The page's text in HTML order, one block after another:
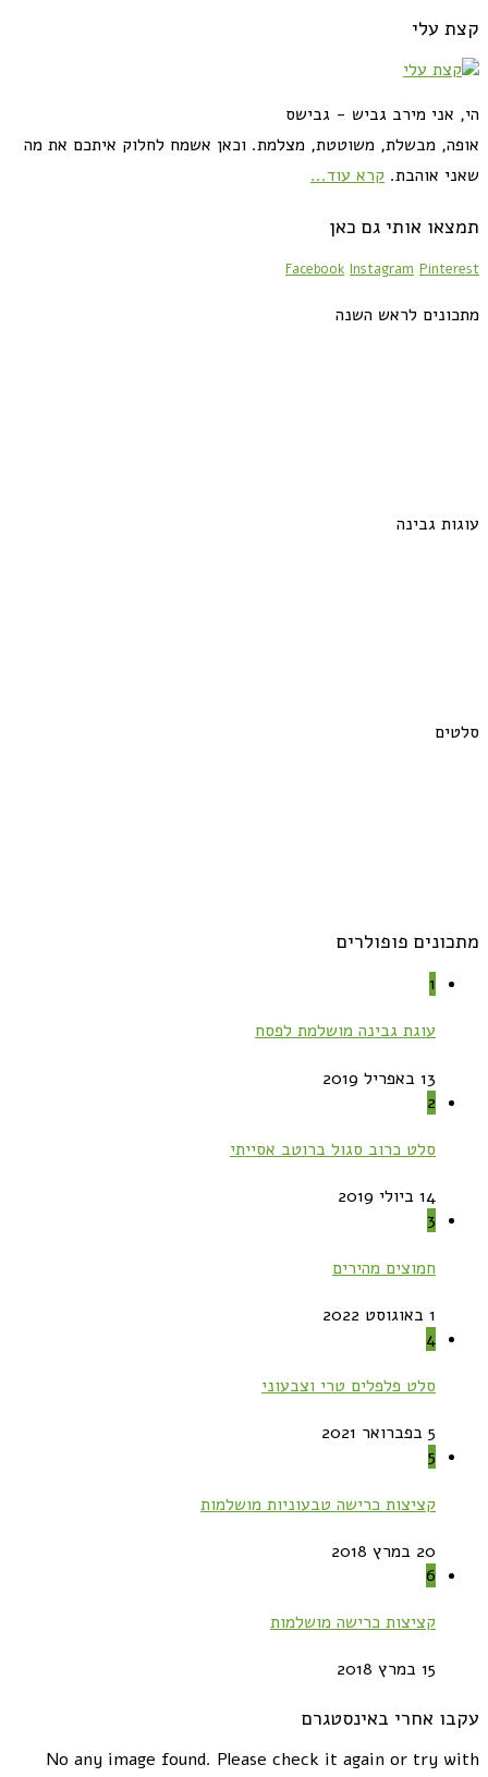
קצת עלי
הי, אני מירב גביש - גבישס
אופה, מבשלת, משוטטת, מצלמת. וכאן אשמח לחלוק איתכם את מה
שאני אוהבת. קרא עוד...
תמצאו אותי גם כאן
Facebook Instagram Pinterest
מתכונים לראש השנה
עוגות גבינה
סלטים
מתכונים פופולרים
1
עוגת גבינה מושלמת לפסח
13 באפריל 2019
2
סלט כרוב סגול ברוטב אסייתי
14 ביולי 2019
3
חמוצים מהירים
1 באוגוסט 2022
4
סלט פלפלים טרי וצבעוני
5 בפברואר 2021
5
קציצות כרישה טבעוניות מושלמות
20 במרץ 2018
6
קציצות כרישה מושלמות
15 במרץ 2018
עקבו אחרי באינסטגרם
No any image found. Please check it again or try with